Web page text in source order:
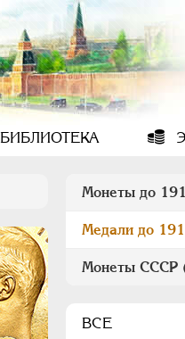
БИБЛИОТЕКА
Монеты до
Медали до
Монеты СССР
ВСЕ